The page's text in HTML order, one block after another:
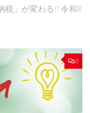
税」が変わる!? 令和8
0